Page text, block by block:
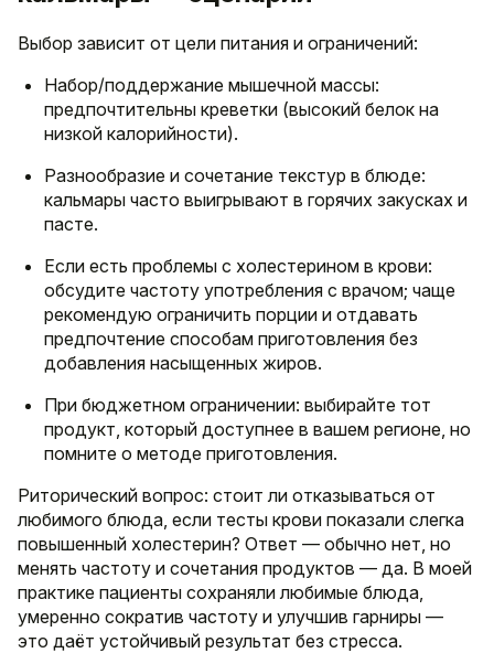
Выбор зависит от цели питания и ограничений:
Набор/поддержание мышечной массы:
предпочтительны креветки (высокий белок на
низкой калорийности).
Разнообразие и сочетание текстур в блюде:
кальмары часто выигрывают в горячих закусках и
пасте.
Если есть проблемы с холестерином в крови:
обсудите частоту употребления с врачом; чаще
рекомендую ограничить порции и отдавать
предпочтение способам приготовления без
добавления насыщенных жиров.
При бюджетном ограничении: выбирайте тот
продукт, который доступнее в вашем регионе, но
помните о методе приготовления.
Риторический вопрос: стоит ли отказываться от
любимого блюда, если тесты крови показали слегка
повышенный холестерин? Ответ — обычно нет, но
менять частоту и сочетания продуктов — да. В моей
практике пациенты сохраняли любимые блюда,
умеренно сократив частоту и улучшив гарниры —
это даёт устойчивый результат без стресса.